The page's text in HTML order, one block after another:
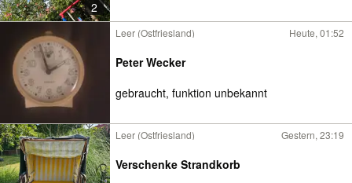
2
Leer (Ostfriesland) Heute, 01:52
Peter Wecker
gebraucht, funktion unbekannt
Leer (Ostfriesland) Gestern, 23:19
Verschenke Strandkorb